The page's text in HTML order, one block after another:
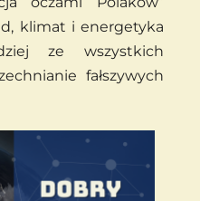
klimat i energetyka
ze wszystkich
fałszywych